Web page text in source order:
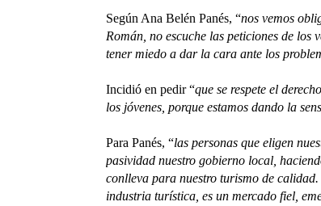
Según Ana Belén Panés, “nos vemos
Román, no escuche las peticiones de
tener miedo a dar la cara ante los
Incidió en pedir “que se respete el
los jóvenes, porque estamos dando la
Para Panés, “las personas que eligen
pasividad nuestro gobierno local,
conlleva para nuestro turismo de
industria turística, es un mercado fiel,